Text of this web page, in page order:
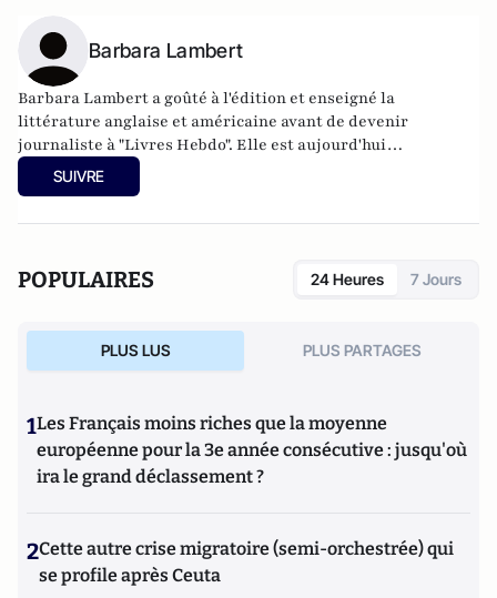
Barbara Lambert
Barbara Lambert a goûté à l'édition et enseigné la
littérature anglaise et américaine avant de devenir
journaliste à "Livres Hebdo". Elle est aujourd'hui
responsable des rubriques société/idées d'Atlantico.fr.
SUIVRE
POPULAIRES 24 Heures 7 Jours
PLUS LUS PLUS PARTAGES
1Les Français moins riches que la moyenne
européenne pour la 3e année consécutive : jusqu'où
ira le grand déclassement ?
2Cette autre crise migratoire (semi-orchestrée) qui
se profile après Ceuta